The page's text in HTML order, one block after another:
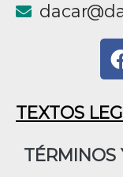
@racad
TEXTOS
TÉRMINOS